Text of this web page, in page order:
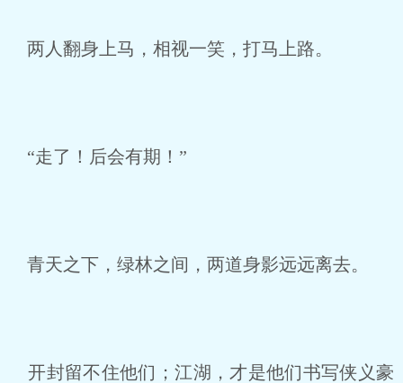
两人翻身上马，相视一笑，打马上路。
“走了！后会有期！”
青天之下，绿林之间，两道身影远远离去。
开封留不住他们；江湖，才是他们书写侠义豪